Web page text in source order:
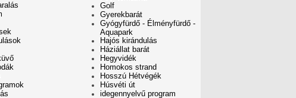
Golf
Gyerekbarát
Gyógyfürdő - Élményfürdő -
Aquapark
Hajós kirándulás
Háziállat barát
Hegyvidék
Homokos strand
Hosszú Hétvégék
Húsvéti út
idegennyelvű program